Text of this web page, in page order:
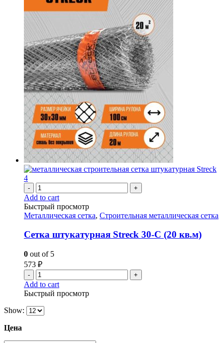
- +
Add to cart
Быстрый просмотр
Металлическая сетка, Строительная металлическая сетка
Сетка штукатурная Streck 30-С (20 кв.м)
0 out of 5
573 ₽
- +
Add to cart
Быстрый просмотр
Show:
Цена